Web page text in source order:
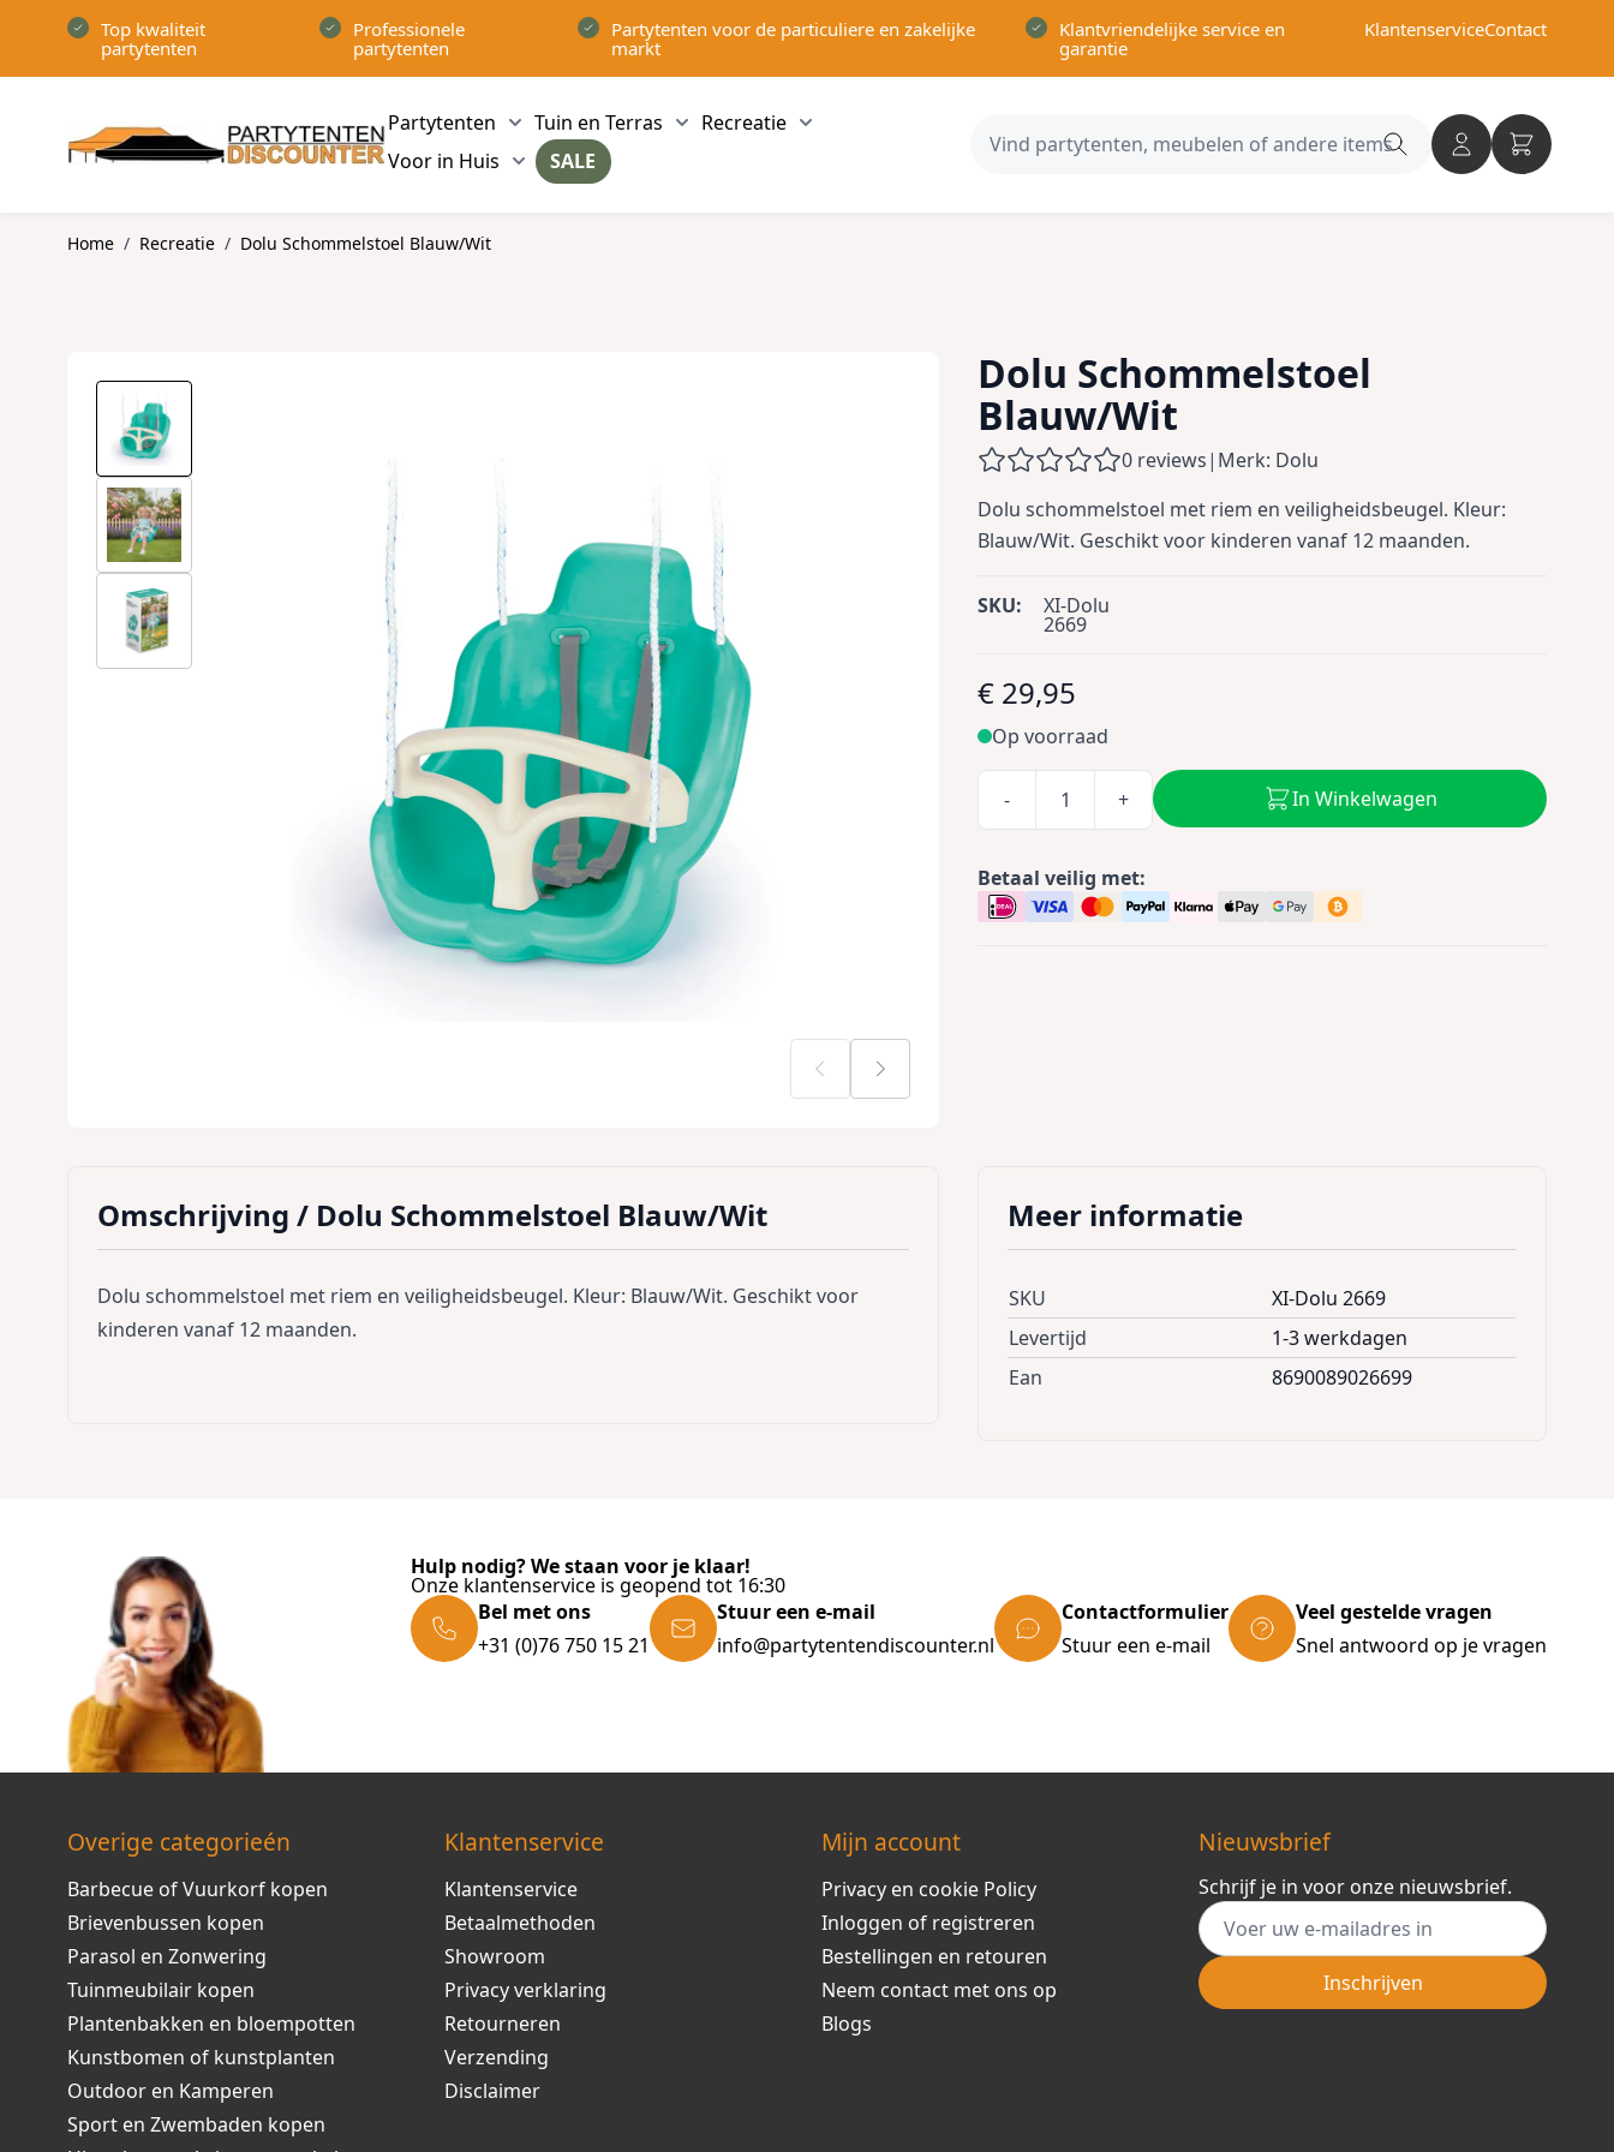
Top kwaliteit
partytenten
Professionele
partytenten
Partytenten voor de particuliere en zakelijke
markt
Klantvriendelijke service en
garantie
KlantenserviceContact
Partytenten
Show submenu for Partytenten category
Tuin en Terras
Show submenu for Tuin en Terras category
Recreatie
Show submenu for Recreatie category
Voor in Huis
Show submenu for Voor in Huis category
SALE
Search
Home / Recreatie / Dolu Schommelstoel Blauw/Wit
Dolu Schommelstoel
Blauw/Wit
0 reviews| Merk: Dolu
Dolu schommelstoel met riem en veiligheidsbeugel. Kleur:
Blauw/Wit. Geschikt voor kinderen vanaf 12 maanden.
SKU: XI-Dolu
2669
€ 29,95
Op voorraad
- + In Winkelwagen
Betaal veilig met:
Omschrijving / Dolu Schommelstoel Blauw/Wit
Dolu schommelstoel met riem en veiligheidsbeugel. Kleur: Blauw/Wit. Geschikt voor
kinderen vanaf 12 maanden.
Meer informatie
SKU
XI-Dolu 2669
Levertijd
1-3 werkdagen
Ean
8690089026699
Hulp nodig? We staan voor je klaar!
Onze klantenservice is geopend tot 16:30
Bel met ons
+31 (0)76 750 15 21
Stuur een e-mail
info@partytentendiscounter.nl
Contactformulier
Stuur een e-mail
Veel gestelde vragen
Snel antwoord op je vragen
Overige categorieén
Barbecue of Vuurkorf kopen
Brievenbussen kopen
Parasol en Zonwering
Tuinmeubilair kopen
Plantenbakken en bloempotten
Kunstbomen of kunstplanten
Outdoor en Kamperen
Sport en Zwembaden kopen
Klantenservice
Klantenservice
Betaalmethoden
Showroom
Privacy verklaring
Retourneren
Verzending
Disclaimer
Mijn account
Privacy en cookie Policy
Inloggen of registreren
Bestellingen en retouren
Neem contact met ons op
Blogs
Nieuwsbrief
Schrijf je in voor onze nieuwsbrief.
E-mail adres
Inschrijven